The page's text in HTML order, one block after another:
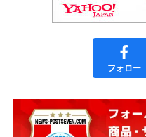
フォロー